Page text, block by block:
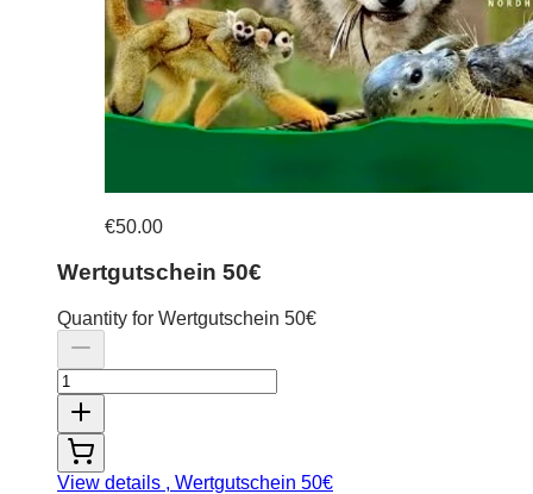
€50.00
Wertgutschein 50€
Quantity for Wertgutschein 50€
View details , Wertgutschein 50€